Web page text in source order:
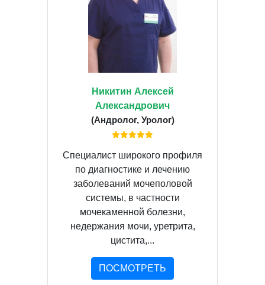
Никитин Алексей
Александрович
(Андролог, Уролог)
Специалист широкого профиля
по диагностике и лечению
заболеваний мочеполовой
системы, в частности
мочекаменной болезни,
недержания мочи, уретрита,
цистита,...
ПОСМОТРЕТЬ